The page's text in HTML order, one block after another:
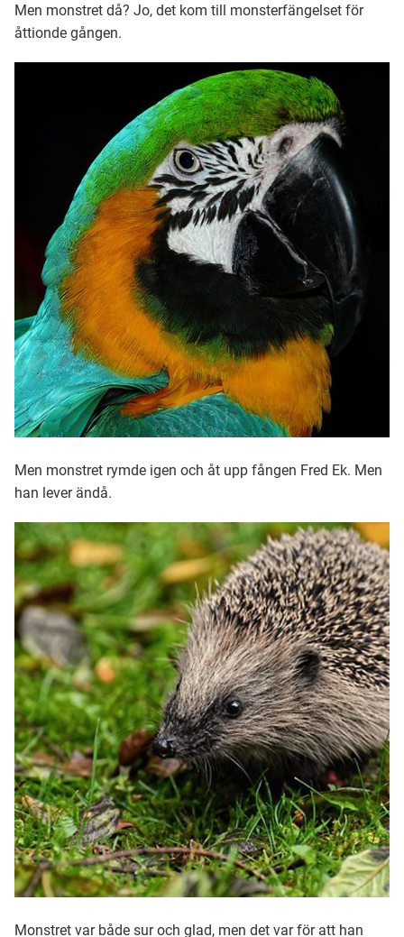
Men monstret då? Jo, det kom till monsterfängelset för
åttionde gången.
Men monstret rymde igen och åt upp fången Fred Ek. Men
han lever ändå.
Monstret var både sur och glad, men det var för att han